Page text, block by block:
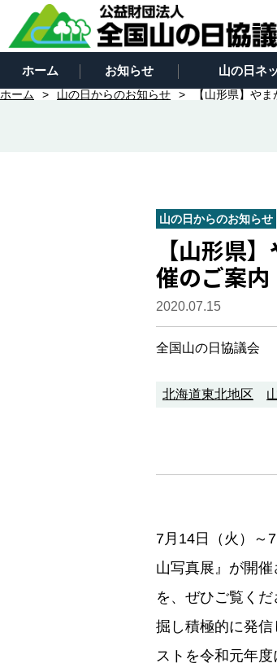
ホーム お知らせ 山の日ネ
ホーム 山の日からのお知らせ 【山形県】や
山の日からのお知らせ
【山形県
催のご案内
2020.07.15
全国山の日協議会
北海道東北地区
7月14日（火）～
山写真展』が開
を、ぜひご覧く
掘し積極的に発
ストを令和元年